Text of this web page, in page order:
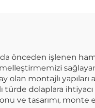
önceden işlenen
montajlı
dolaplara ihtiyacı
ve tasarımı,